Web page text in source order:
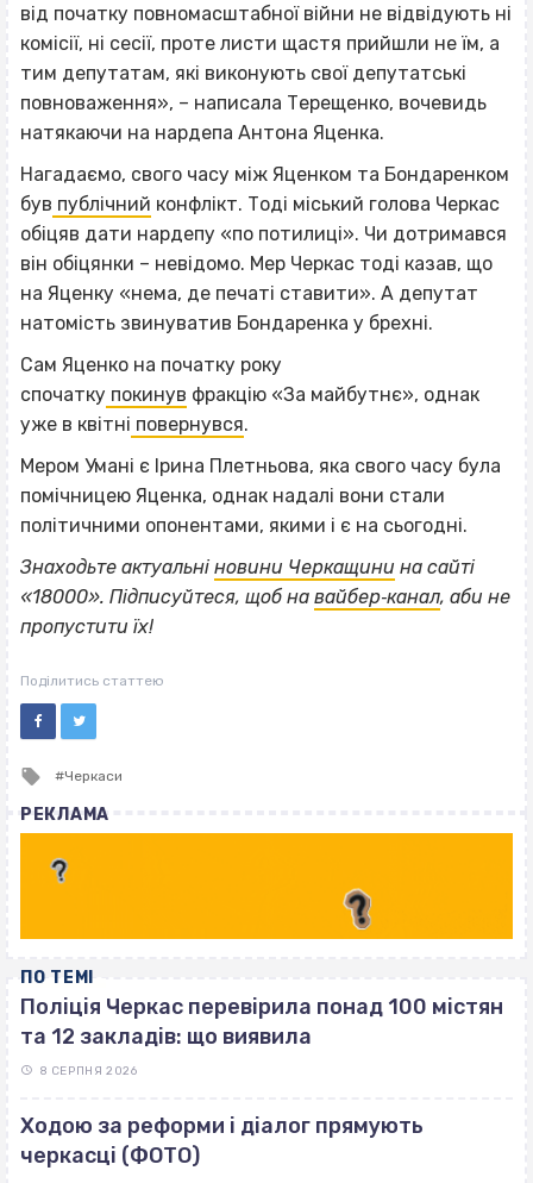
від початку повномасштабної війни не відвідують ні
комісії, ні сесії, проте листи щастя прийшли не їм, а
тим депутатам, які виконують свої депутатські
повноваження», – написала Терещенко, вочевидь
натякаючи на нардепа Антона Яценка.
Нагадаємо, свого часу між Яценком та Бондаренком
був публічний конфлікт. Тоді міський голова Черкас
обіцяв дати нардепу «по потилиці». Чи дотримався
він обіцянки – невідомо. Мер Черкас тоді казав, що
на Яценку «нема, де печаті ставити». А депутат
натомість звинуватив Бондаренка у брехні.
Сам Яценко на початку року
спочатку покинув фракцію «За майбутнє», однак
уже в квітні повернувся.
Мером Умані є Ірина Плетньова, яка свого часу була
помічницею Яценка, однак надалі вони стали
політичними опонентами, якими і є на сьогодні.
Знаходьте актуальні новини Черкащини на сайті
«18000». Підписуйтеся, щоб на вайбер‐канал, аби не
пропустити їх!
Поділитись статтею
Tagged
Черкаси
РЕКЛАМА
ПО ТЕМІ
Поліція Черкас перевірила понад 100 містян
та 12 закладів: що виявила
8 СЕРПНЯ 2026
Ходою за реформи і діалог прямують
черкасці (ФОТО)